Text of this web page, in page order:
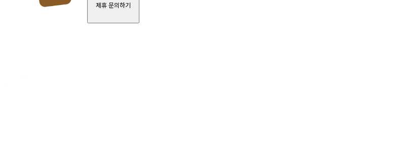
제휴 문의하기